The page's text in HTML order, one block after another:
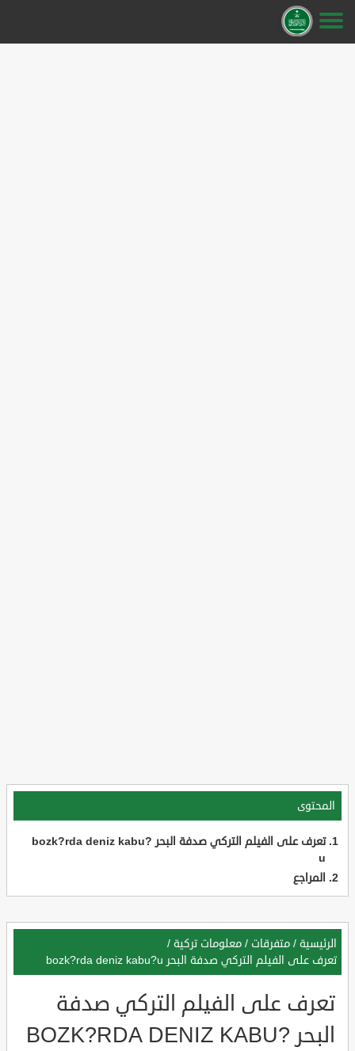
المحتوى
تعرف على الفيلم التركي صدفة البحر bozk?rda deniz kabu?
u
المراجع
الرئيسية / متفرقات / معلومات تركية /
تعرف على الفيلم التركي صدفة البحر bozk?rda deniz kabu?u
تعرف على الفيلم التركي صدفة
البحر BOZK?RDA DENIZ KABU?